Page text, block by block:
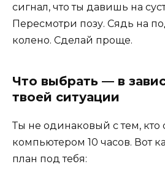
сигнал, что ты давишь на
Пересмотри позу. Сядь на
колено. Сделай проще.
Что выбрать — в
твоей ситуации
Ты не одинаковый с тем, кто
компьютером 10 часов. Вот
план под тебя: